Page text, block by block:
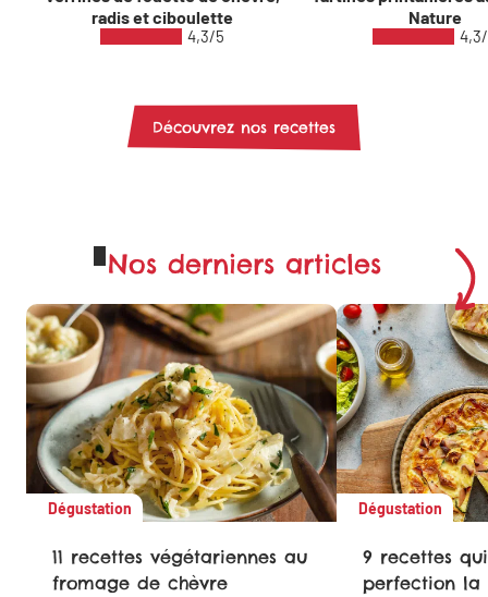
radis et ciboulette
4,3/5
Nature
Découvrez nos recettes
Nos derniers articles
Dégustation
11 recettes végétariennes au
fromage de chèvre
Dégustation
9 recettes
perfection la